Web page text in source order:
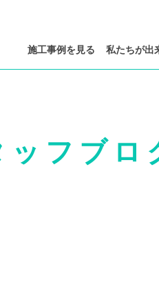
施工事例を見る 私たちが出
ッフブロ